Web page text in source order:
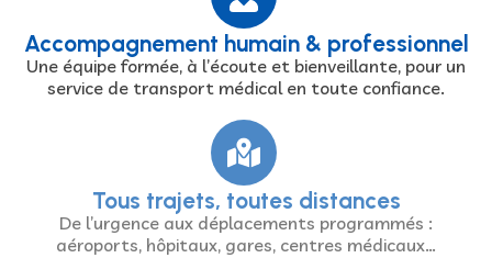
Accompagnement humain & professionnel
Une équipe formée, à l’écoute et bienveillante, pour un
service de transport médical en toute confiance.
Tous trajets, toutes distances
De l’urgence aux déplacements programmés :
aéroports, hôpitaux, gares, centres médicaux…